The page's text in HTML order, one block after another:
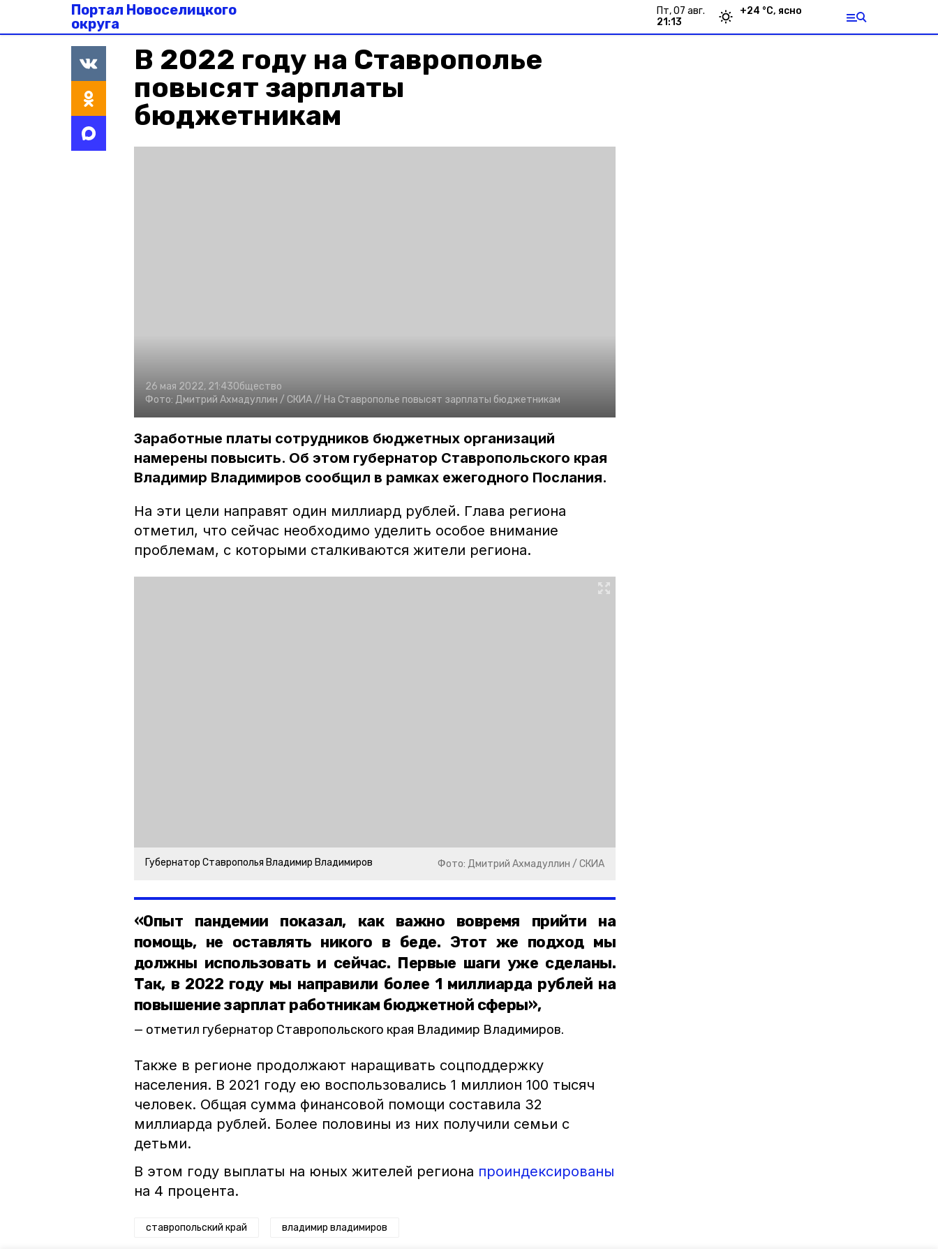
Портал Новоселицкого
округа
пт, 07 авг.
21:13
+24 °С, ясно
В 2022 году на Ставрополье
повысят зарплаты
бюджетникам
26 мая 2022, 21:43Общество
Фото: Дмитрий Ахмадуллин / СКИА // На Ставрополье повысят зарплаты бюджетникам
Заработные платы сотрудников бюджетных организаций
намерены повысить. Об этом губернатор Ставропольского края
Владимир Владимиров сообщил в рамках ежегодного Послания.
На эти цели направят один миллиард рублей. Глава региона
отметил, что сейчас необходимо уделить особое внимание
проблемам, с которыми сталкиваются жители региона.
Губернатор Ставрополья Владимир Владимиров Фото: Дмитрий Ахмадуллин / СКИА
«Опыт пандемии показал, как важно вовремя прийти на
помощь, не оставлять никого в беде. Этот же подход мы
должны использовать и сейчас. Первые шаги уже сделаны.
Так, в 2022 году мы направили более 1 миллиарда рублей на
повышение зарплат работникам бюджетной сферы»,
отметил губернатор Ставропольского края Владимир Владимиров.
Также в регионе продолжают наращивать соцподдержку
населения. В 2021 году ею воспользовались 1 миллион 100 тысяч
человек. Общая сумма финансовой помощи составила 32
миллиарда рублей. Более половины из них получили семьи с
детьми.
В этом году выплаты на юных жителей региона проиндексированы
на 4 процента.
ставропольский край владимир владимиров